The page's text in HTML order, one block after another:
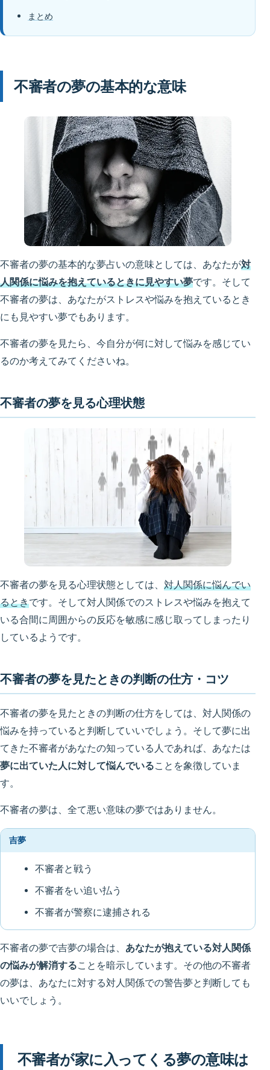
まとめ
不審者の夢の基本的な意味
不審者の夢の基本的な夢占いの意味としては、あなたが対
人関係に悩みを抱えているときに見やすい夢です。そして
不審者の夢は、あなたがストレスや悩みを抱えているとき
にも見やすい夢でもあります。
不審者の夢を見たら、今自分が何に対して悩みを感じてい
るのか考えてみてくださいね。
不審者の夢を見る心理状態
不審者の夢を見る心理状態としては、 対人関係に悩んでい
るときです。そして対人関係でのストレスや悩みを抱えて
いる合間に周囲からの反応を敏感に感じ取ってしまったり
しているようです。
不審者の夢を見たときの判断の仕方・コツ
不審者の夢を見たときの判断の仕方をしては、対人関係の
悩みを持っていると判断していいでしょう。そして夢に出
てきた不審者があなたの知っている人であれば、あなたは
夢に出ていた人に対して悩んでいることを象徴していま
す。
不審者の夢は、全て悪い意味の夢ではありません。
吉夢
不審者と戦う
不審者をい追い払う
不審者が警察に逮捕される
不審者の夢で吉夢の場合は、 あなたが抱えている対人関係
の悩みが解消することを暗示しています。その他の不審者
の夢は、あなたに対する対人関係での警告夢と判断しても
いいでしょう。
不審者が家に入ってくる夢の意味は